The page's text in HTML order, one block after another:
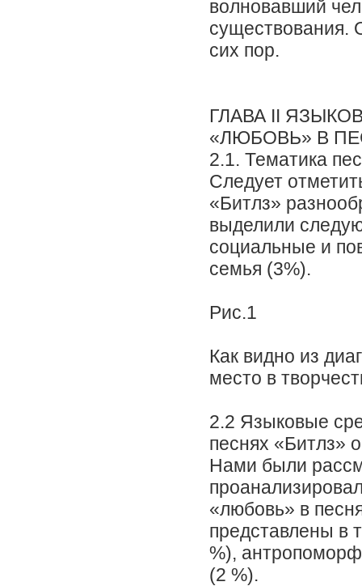
волновавший
существования.
сих пор.
ГЛАВА II
«ЛЮБОВЬ» В
2.1. Тематика
Следует
«Битлз»
выделили
социальные и
семья (3%).
Рис.1
Как видно из
место в
2.2 Языковые
песнях «Битлз»
Нами были
«любовь» в
представлены в
%),
(2 %).